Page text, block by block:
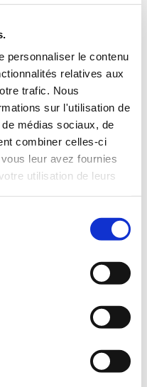
personnaliser le contenu
relatives aux
trafic. Nous
sur l'utilisation de
médias sociaux, de
combiner celles-ci
leur avez fournies
utilisation de leurs